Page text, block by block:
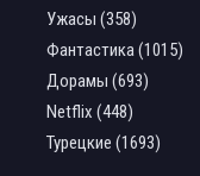
Ужасы (358)
Фантастика (1015)
Дорамы (693)
Netflix (448)
Турецкие (1693)